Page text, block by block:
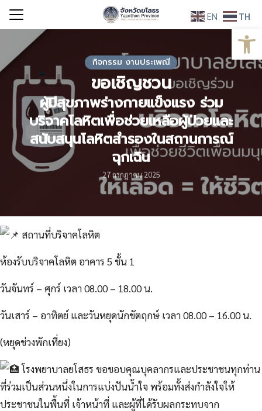
Skip
Search
for:
กิจกรรม งานประเพณี
ขอเชิญชวน
ผู้มีสุขภาพร่างกายแข็งแรง ร่วม
บริจาคโลหิตเพื่อช่วยเหลือผู้ป่วยและ
สนับสนุนโลหิตสำรองในสถานการณ์
ฉุกเฉิน
27 กรกฎาคม 2025
สถานที่บริจาคโลหิต
ห้องรับบริจาคโลหิต อาคาร 5 ชั้น 1
วันจันทร์ – ศุกร์ เวลา 08.00 – 18.00 น.
วันเสาร์ – อาทิตย์ และวันหยุดนักขัตฤกษ์ เวลา 08.00 – 16.00 น.
(หยุดช่วงพักเที่ยง)
โรงพยาบาลยโสธร ขอขอบคุณบุคลากรและประชาชนทุกท่าน
ที่ร่วมเป็นส่วนหนึ่งในการแบ่งปันน้ำใจ พร้อมทั้งส่งกำลังใจให้
ประชาชนในพื้นที่ เจ้าหน้าที่ และผู้ที่ได้รับผลกระทบจาก
EN TH